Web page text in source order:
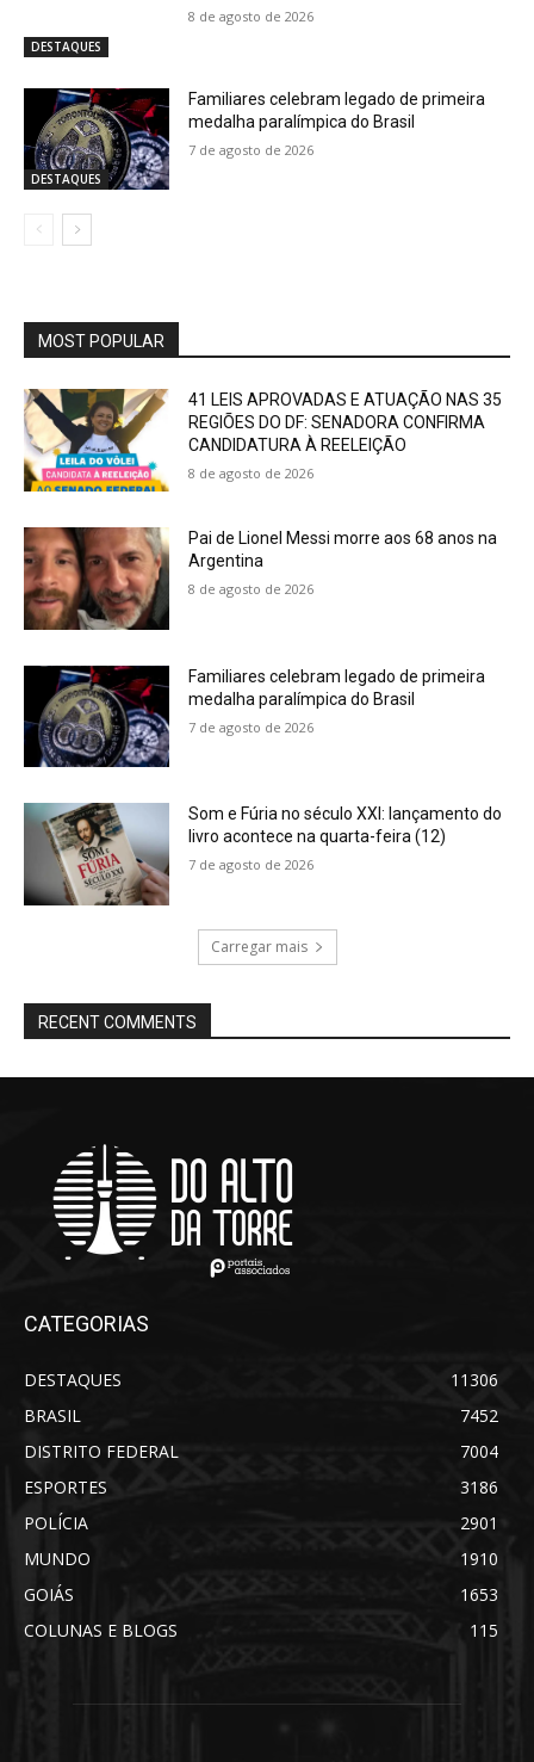
DESTAQUES
8 de agosto de 2026
DESTAQUES
Familiares celebram legado de primeira
medalha paralímpica do Brasil
7 de agosto de 2026
MOST POPULAR
41 LEIS APROVADAS E ATUAÇÃO NAS 35
REGIÕES DO DF: SENADORA CONFIRMA
CANDIDATURA À REELEIÇÃO
8 de agosto de 2026
Pai de Lionel Messi morre aos 68 anos na
Argentina
8 de agosto de 2026
Familiares celebram legado de primeira
medalha paralímpica do Brasil
7 de agosto de 2026
Som e Fúria no século XXI: lançamento do
livro acontece na quarta-feira (12)
7 de agosto de 2026
Carregar mais
RECENT COMMENTS
CATEGORIAS
DESTAQUES
11306
BRASIL
7452
DISTRITO FEDERAL
7004
ESPORTES
3186
POLÍCIA
2901
MUNDO
1910
GOIÁS
1653
COLUNAS E BLOGS
115